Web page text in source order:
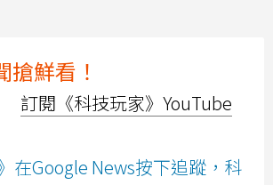
搶鮮看！
訂閱《科技玩家》YouTube
在Google News按下追蹤，科